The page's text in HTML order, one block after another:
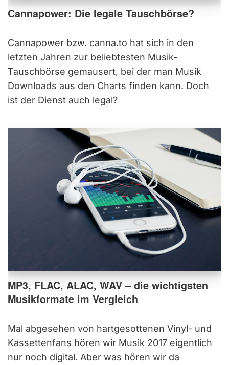
Cannapower: Die legale Tauschbörse?
Cannapower bzw. canna.to hat sich in den
letzten Jahren zur beliebtesten Musik-
Tauschbörse gemausert, bei der man Musik
Downloads aus den Charts finden kann. Doch
ist der Dienst auch legal?
MP3, FLAC, ALAC, WAV – die wichtigsten
Musikformate im Vergleich
Mal abgesehen von hartgesottenen Vinyl- und
Kassettenfans hören wir Musik 2017 eigentlich
nur noch digital. Aber was hören wir da